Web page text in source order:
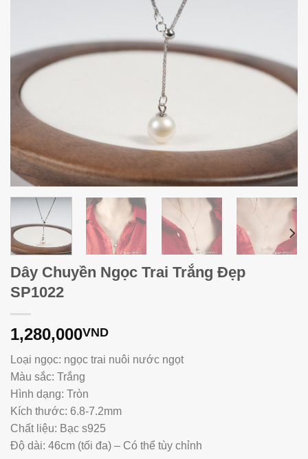
Dây Chuyền Ngọc Trai Trắng Đẹp
SP1022
1,280,000VND
Loại ngọc: ngọc trai nuôi nước ngọt
Màu sắc: Trắng
Hình dạng: Tròn
Kích thước: 6.8-7.2mm
Chất liệu: Bạc s925
Độ dài: 46cm (tối đa) – Có thể tùy chỉnh